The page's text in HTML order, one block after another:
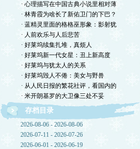
· 心理描写在中国古典小说里相对薄
· 林青霞为啥长了新佑卫门的下巴？
· 蓝精灵里面的格格巫形象：影射犹
· 人前欢乐与人后悲苦
· 好莱坞续集扎堆，真烦人
· 好莱坞新一代女星：丑上新高度
· 好莱坞与犹太人的关系
· 好莱坞毁人不倦：美女与野兽
· 从人民日报的繁花社评，看国内的
· 米开朗基罗的大卫像三处不妥
存档目录
2026-08-06 - 2026-08-06
2026-07-11 - 2026-07-26
2026-06-01 - 2026-06-19